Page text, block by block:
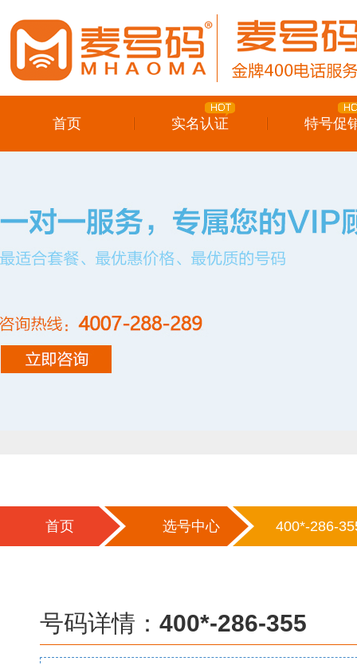
首页 实名认证 特号促
首页 选号中心 400*-286-
号码详情： 400*-286-355